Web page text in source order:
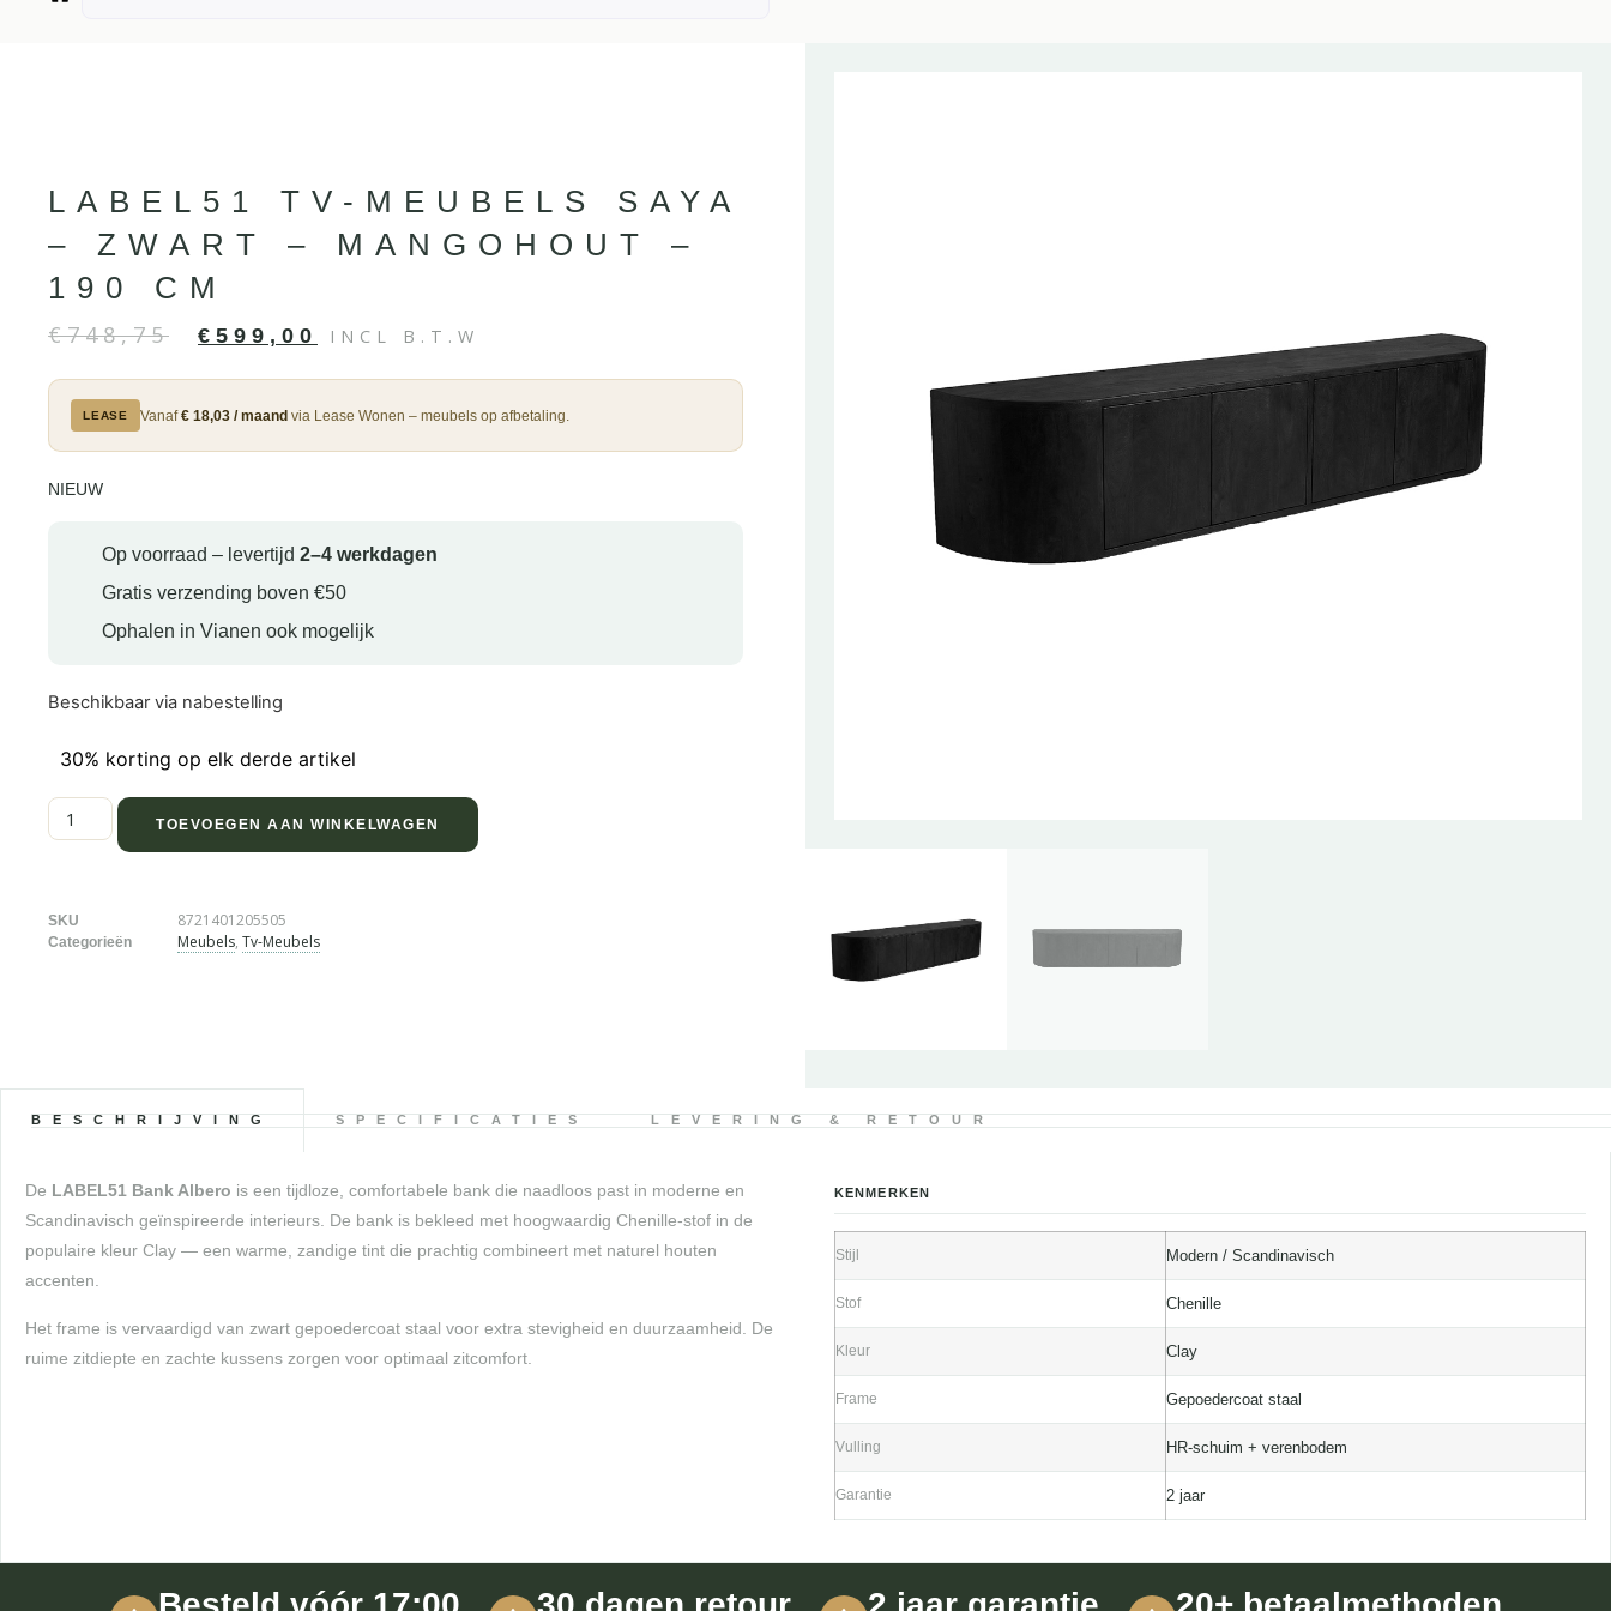
LABEL51 TV-MEUBELS SAYA
– ZWART – MANGOHOUT –
190 CM
€748,75 € 599,00 INCL B.T.W
LEASE Vanaf€ 18,03 / maand via Lease Wonen – meubels op afbetaling.
NIEUW
Op voorraad – levertijd 2–4 werkdagen
Gratis verzending boven €50
Ophalen in Vianen ook mogelijk
Beschikbaar via nabestelling
30% korting op elk derde artikel
TOEVOEGEN AAN WINKELWAGEN
SKU 8721401205505
Categorieën Meubels, Tv-Meubels
BESCHRIJVING SPECIFICATIES LEVERING & RETOUR
De LABEL51 Bank Albero is een tijdloze, comfortabele bank die naadloos past in moderne en
Scandinavisch geïnspireerde interieurs. De bank is bekleed met hoogwaardig Chenille-stof in de
populaire kleur Clay — een warme, zandige tint die prachtig combineert met naturel houten
accenten.
Het frame is vervaardigd van zwart gepoedercoat staal voor extra stevigheid en duurzaamheid. De
ruime zitdiepte en zachte kussens zorgen voor optimaal zitcomfort.
KENMERKEN
Stijl Modern / Scandinavisch
Stof Chenille
Kleur Clay
Frame Gepoedercoat staal
Vulling HR-schuim + verenbodem
Garantie 2 jaar